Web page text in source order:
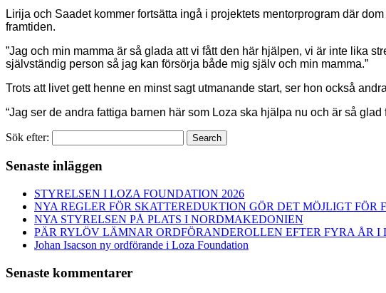
Lirija och Saadet kommer fortsätta ingå i projektets mentorprogram där
framtiden.
”Jag och min mamma är så glada att vi fått den här hjälpen, vi är inte lika
självständig person så jag kan försörja både mig själv och min mamma.”
Trots att livet gett henne en minst sagt utmanande start, ser hon också
“Jag ser de andra fattiga barnen här som Loza ska hjälpa nu och är så
Sök efter: Search
Senaste inläggen
STYRELSEN I LOZA FOUNDATION 2026
NYA REGLER FÖR SKATTEREDUKTION GÖR DET MÖJLIGT FÖR
NYA STYRELSEN PÅ PLATS I NORDMAKEDONIEN
PÄR RYLÖV LÄMNAR ORDFÖRANDEROLLEN EFTER FYRA ÅR I
Johan Isacson ny ordförande i Loza Foundation
Senaste kommentarer